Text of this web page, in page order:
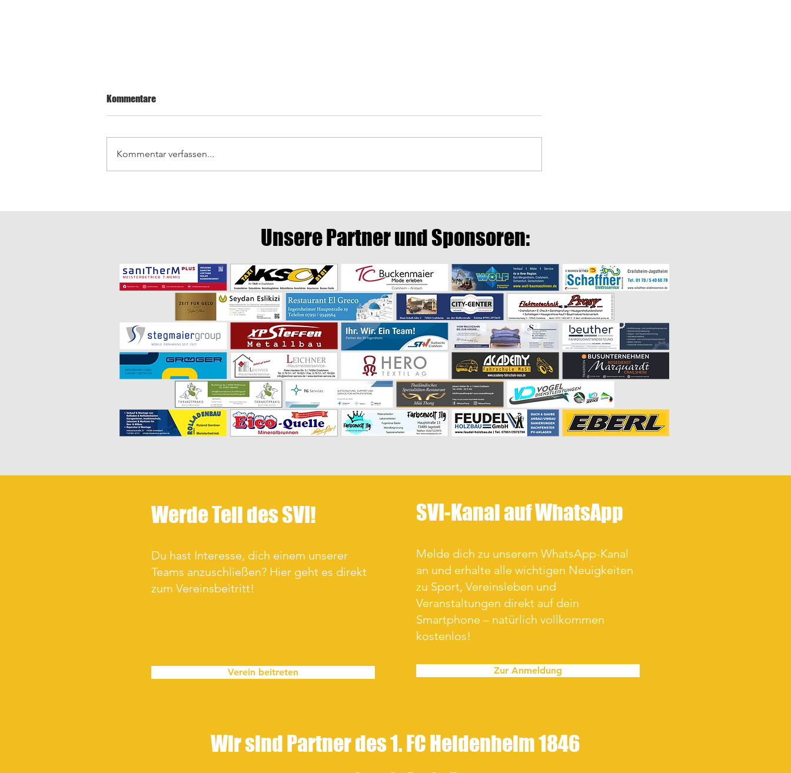
Kommentare
Kommentar verfassen...
Unsere Partner und Sponsoren:
Werde Teil des SVI!
Du hast Interesse, dich einem unserer
Teams anzuschließen? Hier geht es direkt
zum Vereinsbeitritt!
SVI-Kanal auf WhatsApp
Melde dich zu unserem WhatsApp-Kanal
an und erhalte alle wichtigen Neuigkeiten
zu Sport, Vereinsleben und
Veranstaltungen direkt auf dein
Smartphone – natürlich vollkommen
kostenlos!
Verein beitreten Zur Anmeldung
Wir sind Partner des 1. FC Heidenheim 1846